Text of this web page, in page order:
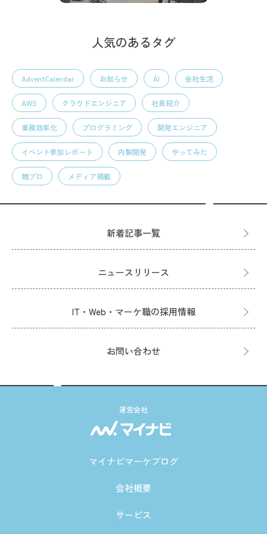
人気のあるタグ
AdventCalendar お知らせ AI 会社生活
AWS クラウドエンジニア 社員紹介
業務効率化 プログラミング 開発エンジニア
イベント参加レポート 内製開発 やってみた
競プロ メディア掲載
新着記事一覧
ニュースリリース
IT・Web・マーケ職の採用情報
お問い合わせ
運営会社
マイナビマーケブログ
会社概要
サービス